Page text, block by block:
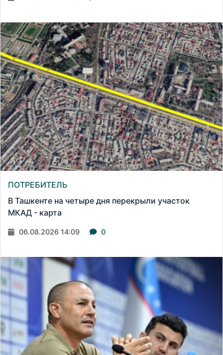
ПОТРЕБИТЕЛЬ
В Ташкенте на четыре дня перекрыли участок
МКАД - карта
06.08.2026 14:09 0